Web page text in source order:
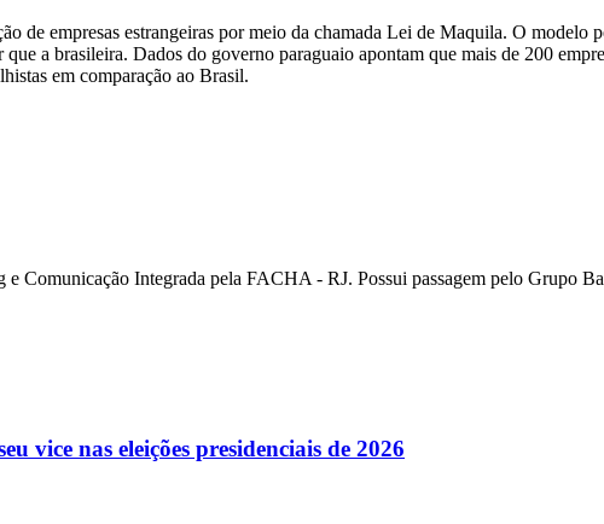
de empresas estrangeiras por meio da chamada Lei de Maquila. O
a brasileira. Dados do governo paraguaio apontam que mais de 200
em comparação ao Brasil.
Comunicação Integrada pela FACHA - RJ. Possui passagem pelo Grupo
vice nas eleições presidenciais de 2026